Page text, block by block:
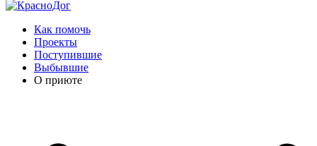
Как помочь
Проекты
Поступившие
Выбывшие
О приюте